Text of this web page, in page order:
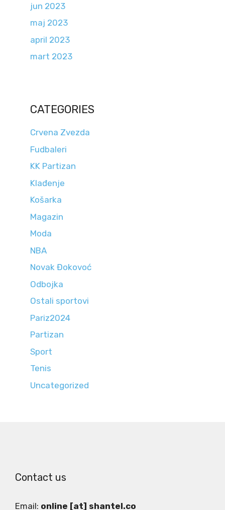
jun 2023
maj 2023
april 2023
mart 2023
CATEGORIES
Crvena Zvezda
Fudbaleri
KK Partizan
Klađenje
Košarka
Magazin
Moda
NBA
Novak Đokovoć
Odbojka
Ostali sportovi
Pariz2024
Partizan
Sport
Tenis
Uncategorized
Contact us
Email: online [at] shantel.co